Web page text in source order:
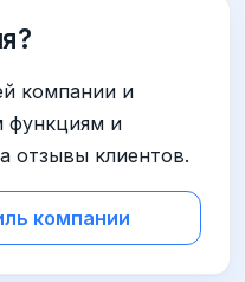
компании и
функциям и
отзывы клиентов.
компании